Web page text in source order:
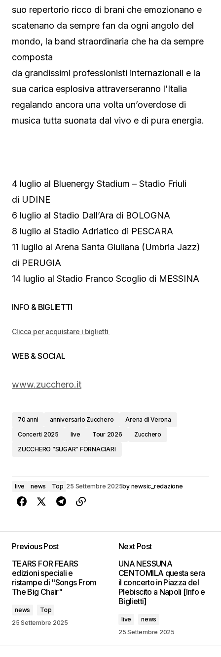
suo repertorio ricco di brani che emozionano e
scatenano da sempre fan da ogni angolo del
mondo, la band straordinaria che ha da sempre
composta
da grandissimi professionisti internazionali e la
sua carica esplosiva attraverseranno l’Italia
regalando ancora una volta un’overdose di
musica tutta suonata dal vivo e di pura energia.
4 luglio al Bluenergy Stadium – Stadio Friuli
di UDINE
6 luglio al Stadio Dall’Ara di BOLOGNA
8 luglio al Stadio Adriatico di PESCARA
11 luglio al Arena Santa Giuliana (Umbria Jazz)
di PERUGIA
14 luglio al Stadio Franco Scoglio di MESSINA
INFO & BIGLIETTI
Clicca per acquistare i biglietti
WEB & SOCIAL
www.zucchero.it
70 anni anniversario Zucchero
Arena di Verona
Concerti 2025
live Tour 2026
Zucchero
ZUCCHERO “SUGAR” FORNACIARI
live news Top 25 Settembre 2025by newsic_redazione
Previous Post
TEARS FOR FEARS
edizioni speciali e
ristampe di "Songs From
The Big Chair"
news
Top
25 Settembre 2025
Next Post
UNA NESSUNA
CENTOMILA questa sera
il concerto in Piazza del
Plebiscito a Napoli [Info e
Biglietti]
live
news
25 Settembre 2025